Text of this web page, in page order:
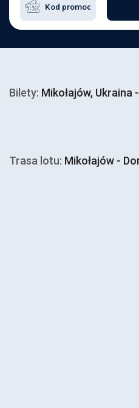
Bilety: Mikołajów,
Trasa lotu: Mikołajów -